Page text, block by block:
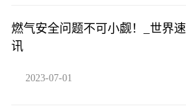
燃气安全问题不可小觑！_世界速
讯
2023-07-01